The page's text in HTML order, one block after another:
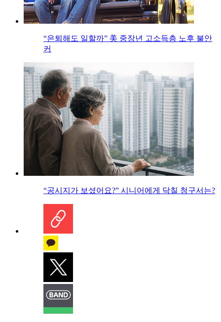
“은퇴해도 일할까” 美 중장년 고소득층 노후 불안
커
“공시지가 보셨어요?” 시니어에게 닥칠 청구서는?